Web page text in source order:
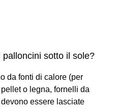
sotto il sole?
da fonti di calore (per
o legna, fornelli da
essere lasciate